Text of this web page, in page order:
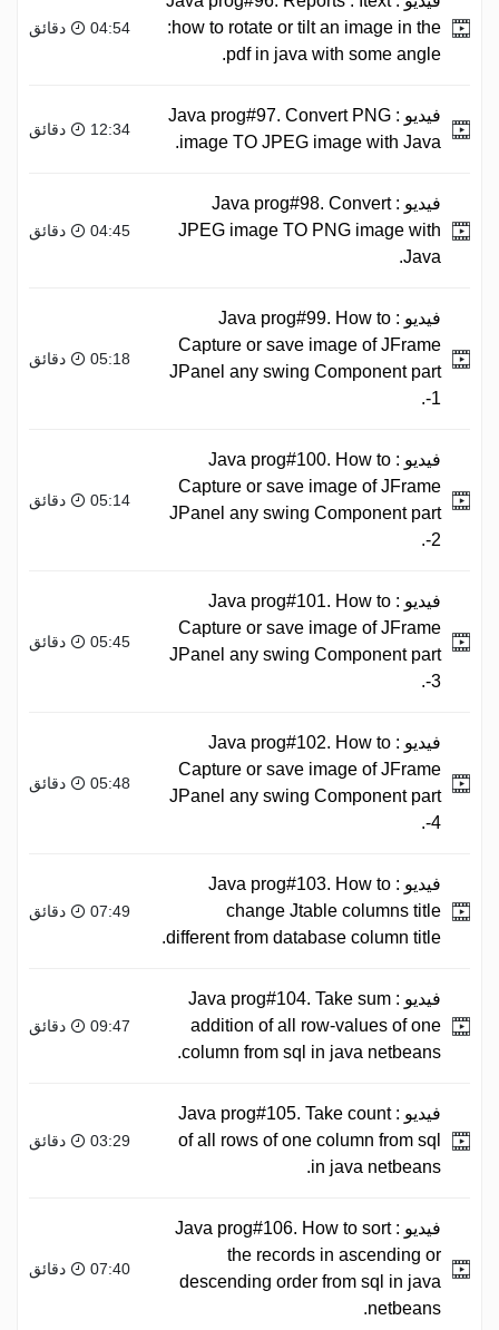
:how to rotate or tilt an image in the
pdf in java with some angle.
04:54 دقائق
فيديو : Java prog#97. Convert PNG
image TO JPEG image with Java.
12:34 دقائق
فيديو : Java prog#98. Convert
JPEG image TO PNG image with
Java.
04:45 دقائق
فيديو : Java prog#99. How to
Capture or save image of JFrame
JPanel any swing Component part
-1.
05:18 دقائق
فيديو : Java prog#100. How to
Capture or save image of JFrame
JPanel any swing Component part
-2.
05:14 دقائق
فيديو : Java prog#101. How to
Capture or save image of JFrame
JPanel any swing Component part
-3.
05:45 دقائق
فيديو : Java prog#102. How to
Capture or save image of JFrame
JPanel any swing Component part
-4.
05:48 دقائق
فيديو : Java prog#103. How to
change Jtable columns title
different from database column title.
07:49 دقائق
فيديو : Java prog#104. Take sum
addition of all row-values of one
column from sql in java netbeans.
09:47 دقائق
فيديو : Java prog#105. Take count
of all rows of one column from sql
in java netbeans.
03:29 دقائق
فيديو : Java prog#106. How to sort
the records in ascending or
descending order from sql in java
netbeans.
07:40 دقائق